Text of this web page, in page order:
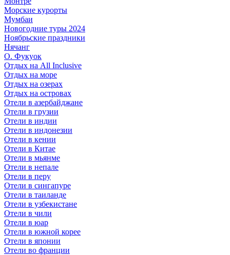
Морские курорты
Мумбаи
Новогодние туры 2024
Ноябрьские праздники
Нячанг
О. Фукуок
Отдых на All Inclusive
Отдых на море
Отдых на озерах
Отдых на островах
Отели в азербайджане
Отели в грузии
Отели в индии
Отели в индонезии
Отели в кении
Отели в Китае
Отели в мьянме
Отели в непале
Отели в перу
Отели в сингапуре
Отели в таиланде
Отели в узбекистане
Отели в чили
Отели в юар
Отели в южной корее
Отели в японии
Отели во франции